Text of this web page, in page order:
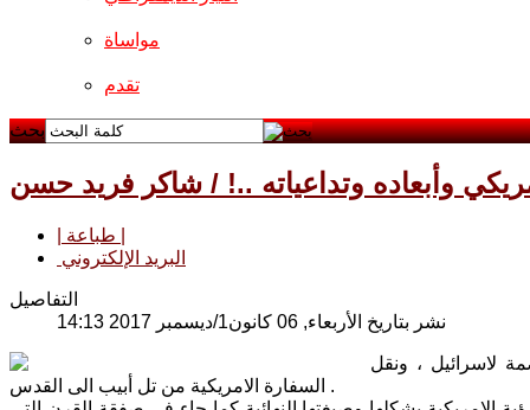
مواساة
تقدم
بحث
وأبعاده وتداعياته ..! / شاكر فريد حسن
البريد الإلكتروني
التفاصيل
نشر بتاريخ الأربعاء, 06 كانون1/ديسمبر 2017 14:13
لاسرائيل ، ونقل
السفارة الامريكية من تل أبيب الى القدس .